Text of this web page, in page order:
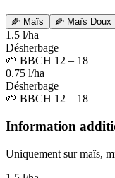
🌽 Maïs 🌽 Maïs Doux
1.5 l/ha
Désherbage
🌱 BBCH 12 – 18
0.75 l/ha
Désherbage
🌱 BBCH 12 – 18
Information
Uniquement sur maïs,